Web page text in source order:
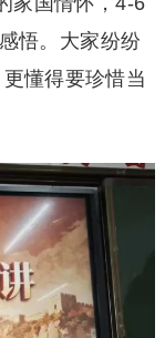
悟。大家纷纷
懂得要珍惜当